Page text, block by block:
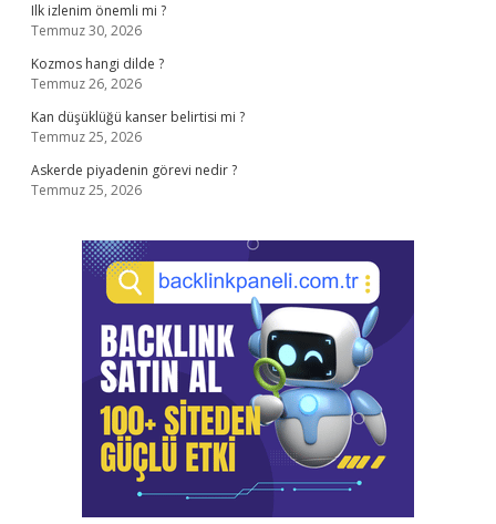
Ilk izlenim önemli mi ?
Temmuz 30, 2026
Kozmos hangi dilde ?
Temmuz 26, 2026
Kan düşüklüğü kanser belirtisi mi ?
Temmuz 25, 2026
Askerde piyadenin görevi nedir ?
Temmuz 25, 2026